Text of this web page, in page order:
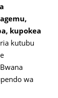
kupokea
kutubu
wa